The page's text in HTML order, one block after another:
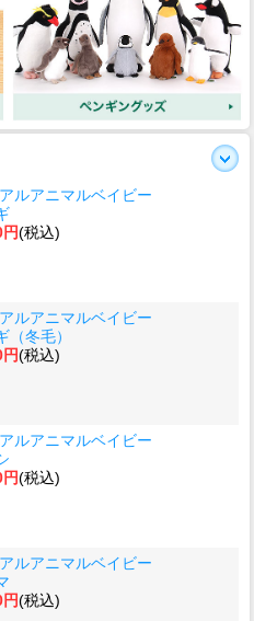
ルアニマルベイビー
(税込)
ルアニマルベイビー
（冬毛）
(税込)
ルアニマルベイビー
(税込)
ルアニマルベイビー
(税込)